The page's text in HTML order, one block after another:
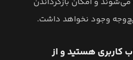
وجود نخواهد داشت.
کاربری هستید و از